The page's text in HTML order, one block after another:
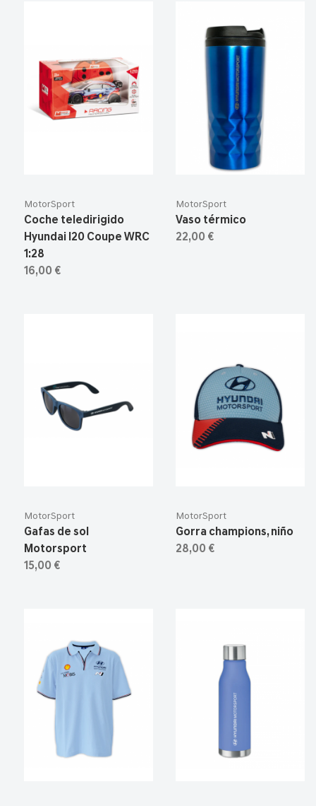
MotorSport
Coche teledirigido
Hyundai I20 Coupe WRC
1:28
16,00 €
MotorSport
Vaso térmico
22,00 €
MotorSport
Gafas de sol
Motorsport
15,00 €
MotorSport
Gorra champions, niño
28,00 €